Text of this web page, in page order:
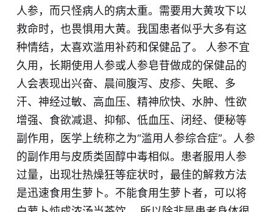
人参，而只怪病人的病太重。需要用大黄攻下以
救命时，也畏惧用大黄。我国患者似乎大多有这
种情结，太喜欢滥用补药和保健品了。 人参不宜
久用，长期使用人参或人参皂苷做成的保健品的
人会表现出兴奋、晨间腹泻、皮疹、失眠、多
汗、神经过敏、高血压、精神欣快、水肿、性欲
增强、食欲减退、抑郁、低血压、闭经、便秘等
副作用，医学上统称之为“滥用人参综合症”。人参
的副作用与皮质类固醇中毒相似。患者服用人参
过量，出现壮热燥狂等症状时，最佳的解救方法
是迅速食用生萝卜。不能食用生萝卜者，可以将